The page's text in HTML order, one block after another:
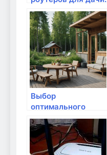
идеальное
соотношение цены
и качества
Выбор
оптимального
роутера для дачи:
лучшие модели по
соотношению
цена-качество